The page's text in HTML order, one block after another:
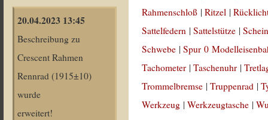
20.04.2023 13:45
Beschreibung zu
Crescent Rahmen
Rennrad (1915±10)
wurde
erweitert!
Rahmenschloß |Ritzel |
Sattelfedern |Sattelstütze |
Schwebe |Spur 0
Tachometer |Taschenuhr |
Trommelbremse |Truppenrad |
Werkzeug |Werkzeugtasche |